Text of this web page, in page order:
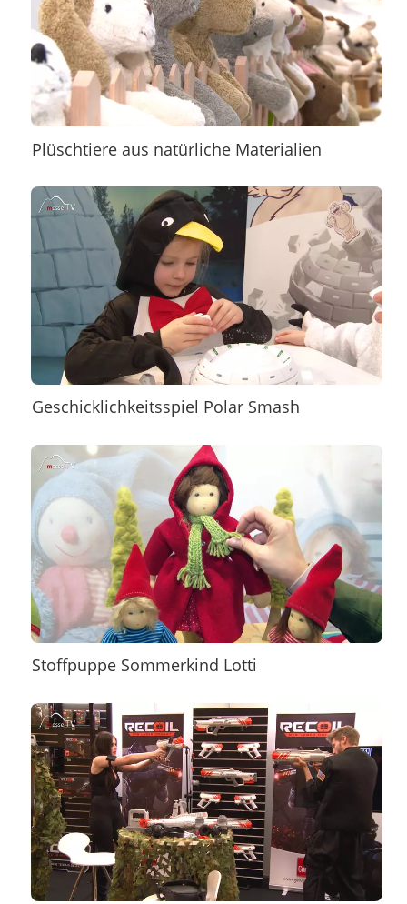
Plüschtiere aus natürliche Materialien
Geschicklichkeitsspiel Polar Smash
Stoffpuppe Sommerkind Lotti